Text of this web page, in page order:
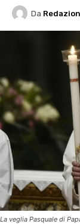
Da
La veglia Pasquale di